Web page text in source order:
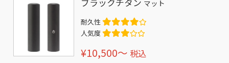
マット
耐久性
人気度
¥10,500〜 税込